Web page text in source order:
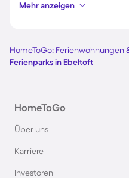
Ferienparks in Kroatien
Ferienparks in
Ferienparks auf Usedom
Ferienparks auf Texel
Mehr anzeigen
HomeToGo: Ferienwohnungen
Ferienparks in Ebeltoft
HomeToGo
Über uns
Karriere
Investoren